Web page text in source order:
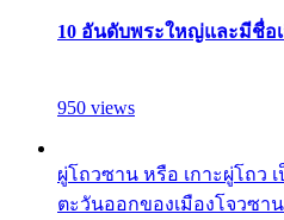
10 อันดับพระใหญ่และมีชื่อ
950 views
ผู่โถวซาน หรือ เกาะผู่โถว
ตะวันออกของเมืองโจวซา